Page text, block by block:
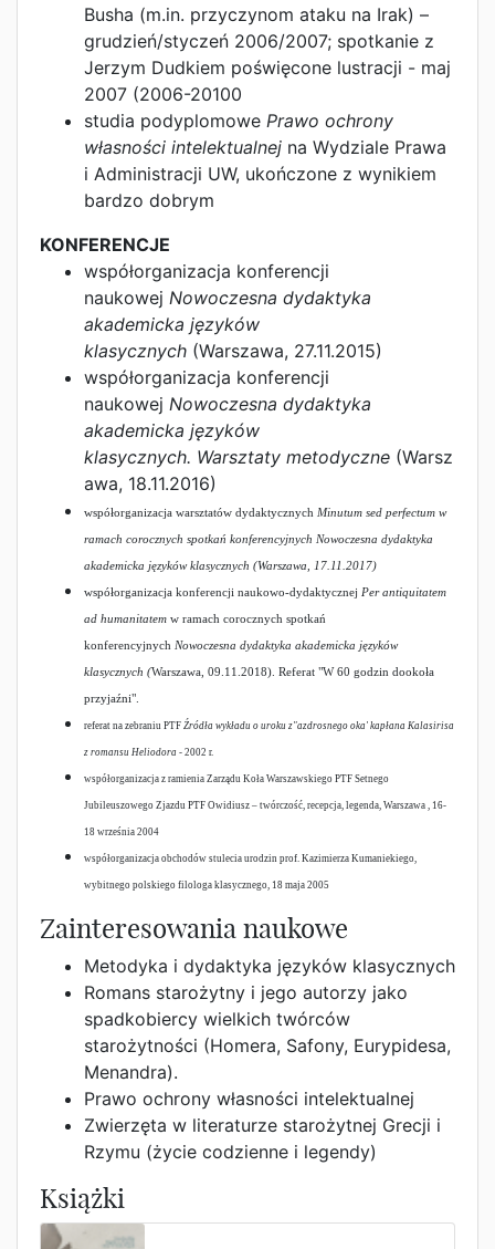
Busha (m.in. przyczynom ataku na Irak) –
grudzień/styczeń 2006/2007; spotkanie z
Jerzym Dudkiem poświęcone lustracji - maj
2007 (2006-20100
studia podyplomowe Prawo ochrony
własności intelektualnej na Wydziale Prawa
i Administracji UW, ukończone z wynikiem
bardzo dobrym
KONFERENCJE
współorganizacja konferencji
naukowej Nowoczesna dydaktyka
akademicka języków
klasycznych (Warszawa, 27.11.2015)
współorganizacja konferencji
naukowej Nowoczesna dydaktyka
akademicka języków
klasycznych. Warsztaty metodyczne (Warsz
awa, 18.11.2016)
współorganizacja warsztatów dydaktycznych Minutum sed perfectum w
ramach corocznych spotkań konferencyjnych Nowoczesna dydaktyka
akademicka języków klasycznych (Warszawa, 17.11.2017)
współorganizacja konferencji naukowo-dydaktycznej Per antiquitatem
ad humanitatem w ramach corocznych spotkań
konferencyjnych Nowoczesna dydaktyka akademicka języków
klasycznych (Warszawa, 09.11.2018). Referat "W 60 godzin dookoła
przyjaźni".
referat na zebraniu PTF Źródła wykładu o uroku z"azdrosnego oka' kapłana Kalasirisa
z romansu Heliodora - 2002 r.
współorganizacja z ramienia Zarządu Koła Warszawskiego PTF Setnego
Jubileuszowego Zjazdu PTF Owidiusz – twórczość, recepcja, legenda, Warszawa , 16-
18 września 2004
współorganizacja obchodów stulecia urodzin prof. Kazimierza Kumaniekiego,
wybitnego polskiego filologa klasycznego, 18 maja 2005
Zainteresowania naukowe
Metodyka i dydaktyka języków klasycznych
Romans starożytny i jego autorzy jako
spadkobiercy wielkich twórców
starożytności (Homera, Safony, Eurypidesa,
Menandra).
Prawo ochrony własności intelektualnej
Zwierzęta w literaturze starożytnej Grecji i
Rzymu (życie codzienne i legendy)
Książki